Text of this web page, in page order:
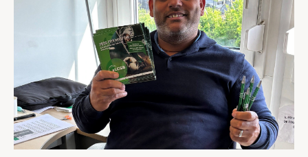
Devenir Membre
Actualités